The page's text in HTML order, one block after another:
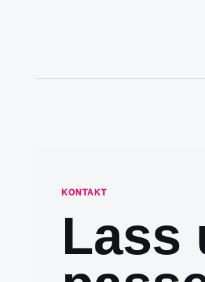
KONTAKT
Lass